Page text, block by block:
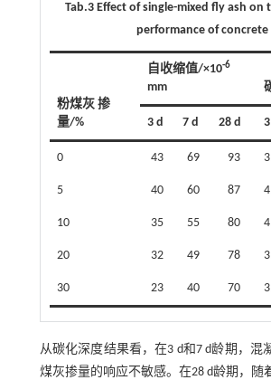
Tab.3 Effect of single-mixed fly ash
performance of concrete
粉煤灰 掺
量/%
自收缩值/×10-6
mm
3 d 7 d 28 d
0 43 69 93
5 40 60 87
10 35 55 80
20 32 49 78
30 23 40 70
从碳化深度结果看，在3 d和7 d龄期，混
煤灰掺量的响应不敏感。在28 d龄期，随